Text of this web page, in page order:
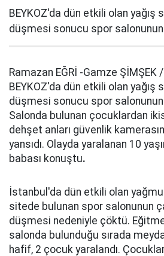
BEYKOZ'da dün etkili olan yağış
düşmesi sonucu spor salonunun
Ramazan EĞRİ -Gamze ŞİMŞEK
BEYKOZ'da dün etkili olan yağış
düşmesi sonucu spor salonunun
Salonda bulunan çocuklardan
dehşet anları güvenlik
yansıdı. Olayda yaralanan 10
babası konuştu.
İstanbul'da dün etkili olan
sitede bulunan spor salonunun
düşmesi nedeniyle çöktü.
salonda bulunduğu sırada
hafif, 2 çocuk yaralandı.